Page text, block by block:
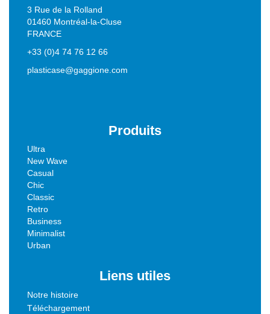
3 Rue de la Rolland
01460 Montréal-la-Cluse
FRANCE
+33 (0)4 74 76 12 66
plasticase@gaggione.com
Produits
Ultra
New Wave
Casual
Chic
Classic
Retro
Business
Minimalist
Urban
Liens utiles
Notre histoire
Téléchargement